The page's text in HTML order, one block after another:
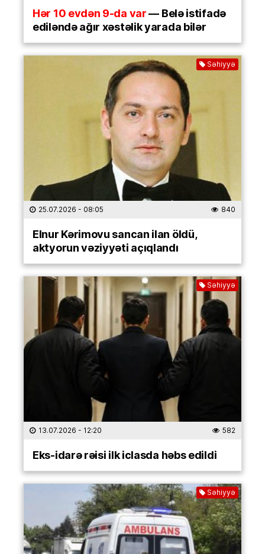
Hər 10 evdən 9-da var— Belə istifadə
ediləndə ağır xəstəlik yarada bilər
Səhiyyə
25.07.2026 - 08:05 840
Elnur Kərimovu sancan ilan öldü,
aktyorun vəziyyəti açıqlandı
Səhiyyə
13.07.2026 - 12:20 582
Eks-idarə rəisi ilk iclasda həbs edildi
Səhiyyə